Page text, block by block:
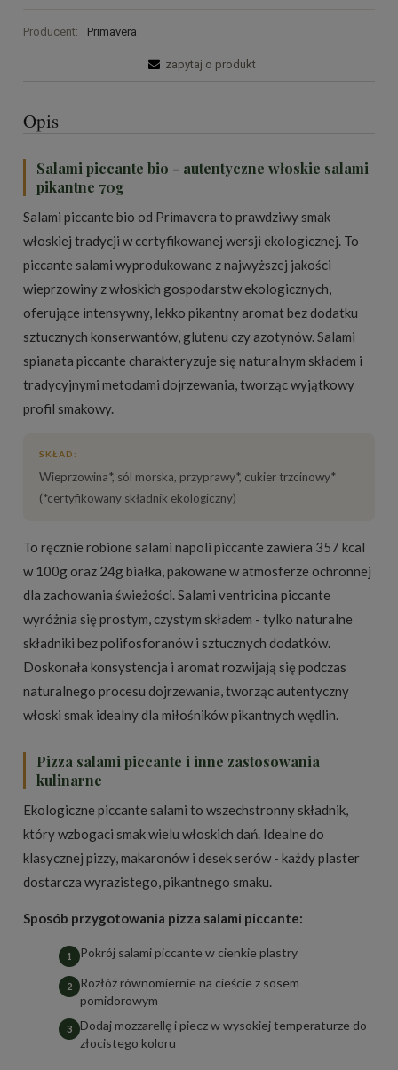
Producent: Primavera
zapytaj o produkt
Opis
Salami piccante bio - autentyczne włoskie salami
pikantne 70g
Salami piccante bio od Primavera to prawdziwy smak
włoskiej tradycji w certyfikowanej wersji ekologicznej. To
piccante salami wyprodukowane z najwyższej jakości
wieprzowiny z włoskich gospodarstw ekologicznych,
oferujące intensywny, lekko pikantny aromat bez dodatku
sztucznych konserwantów, glutenu czy azotynów. Salami
spianata piccante charakteryzuje się naturalnym składem i
tradycyjnymi metodami dojrzewania, tworząc wyjątkowy
profil smakowy.
SKŁAD:
Wieprzowina*, sól morska, przyprawy*, cukier trzcinowy*
(*certyfikowany składnik ekologiczny)
To ręcznie robione salami napoli piccante zawiera 357 kcal
w 100g oraz 24g białka, pakowane w atmosferze ochronnej
dla zachowania świeżości. Salami ventricina piccante
wyróżnia się prostym, czystym składem - tylko naturalne
składniki bez polifosforanów i sztucznych dodatków.
Doskonała konsystencja i aromat rozwijają się podczas
naturalnego procesu dojrzewania, tworząc autentyczny
włoski smak idealny dla miłośników pikantnych wędlin.
Pizza salami piccante i inne zastosowania
kulinarne
Ekologiczne piccante salami to wszechstronny składnik,
który wzbogaci smak wielu włoskich dań. Idealne do
klasycznej pizzy, makaronów i desek serów - każdy plaster
dostarcza wyrazistego, pikantnego smaku.
Sposób przygotowania pizza salami piccante:
Pokrój salami piccante w cienkie plastry
Rozłóż równomiernie na cieście z sosem
pomidorowym
Dodaj mozzarellę i piecz w wysokiej temperaturze do
złocistego koloru